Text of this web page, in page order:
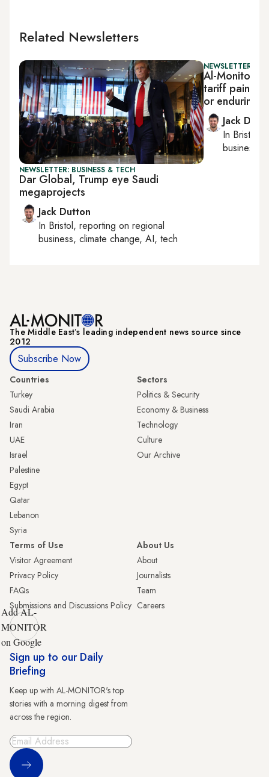
Related Newsletters
NEWSLETTER: BUSINESS & TECH
Dar Global, Trump eye Saudi
megaprojects
Jack Dutton
In Bristol, reporting on regional
business, climate change, AI, tech
NEWSLETTER:
Al-Monitor
tariff pain in
or enduring?
Jack
In Bristol
business,
The Middle Eastʼs leading independent news source since
2012
Subscribe Now
Countries
Turkey
Saudi Arabia
Iran
UAE
Israel
Palestine
Egypt
Qatar
Lebanon
Syria
Sectors
Politics & Security
Economy & Business
Technology
Culture
Our Archive
Terms of Use
Visitor Agreement
Privacy Policy
FAQs
Submissions and Discussions Policy
About Us
About
Journalists
Team
Careers
Add AL-
MONITOR
on Google
Sign up to our Daily
Briefing
Keep up with AL-MONITOR's top
stories with a morning digest from
across the region.
Sign Up